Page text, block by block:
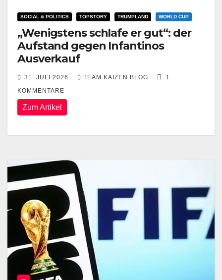
SOCIAL & POLITICS TOPSTORY TRUMPLAND WORLD CUP
„Wenigstens schlafe er gut“: der
Aufstand gegen Infantinos
Ausverkauf
31. JULI 2026 TEAM KAIZEN BLOG
1
KOMMENTARE
Zum Artikel